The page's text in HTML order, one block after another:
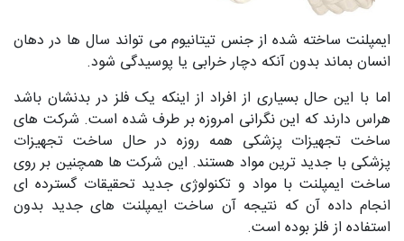
ایمپلنت ساخته شده از جنس تیتانیوم می تواند سال ها در دهان
انسان بماند بدون آنکه دچار خرابی یا پوسیدگی شود.
اما با این حال بسیاری از افراد از اینکه یک فلز در بدنشان باشد
هراس دارند که این نگرانی امروزه بر طرف شده است. شرکت های
ساخت تجهیزات پزشکی همه روزه در حال ساخت تجهیزات
پزشکی با جدید ترین مواد هستند. این شرکت ها همچنین بر روی
ساخت ایمپلنت با مواد و تکنولوژی جدید تحقیقات گسترده ای
انجام داده آن که نتیجه آن ساخت ایمپلنت های جدید بدون
استفاده از فلز بوده است.